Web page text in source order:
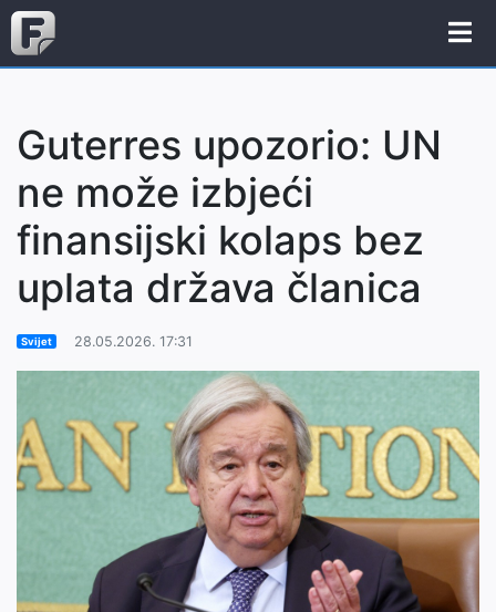
Guterres upozorio: UN
ne može izbjeći
finansijski kolaps bez
uplata država članica
Svijet 28.05.2026. 17:31